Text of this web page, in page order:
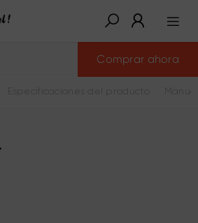
Comprar ahora